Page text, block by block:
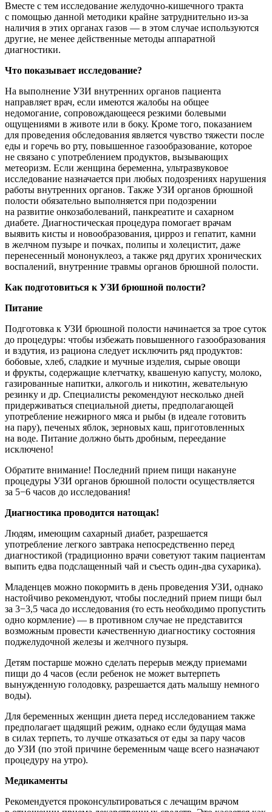
Вместе с тем исследование желудочно-кишечного тракта
с помощью данной методики крайне затруднительно из-за
наличия в этих органах газов — в этом случае используются
другие, не менее действенные методы аппаратной
диагностики.
Что показывает исследование?
На выполнение УЗИ внутренних органов пациента
направляет врач, если имеются жалобы на общее
недомогание, сопровождающееся резкими болевыми
ощущениями в животе или в боку. Кроме того, показанием
для проведения обследования является чувство тяжести после
еды и горечь во рту, повышенное газообразование, которое
не связано с употреблением продуктов, вызывающих
метеоризм. Если женщина беременна, ультразвуковое
исследование назначается при любых подозрениях нарушения
работы внутренних органов. Также УЗИ органов брюшной
полости обязательно выполняется при подозрении
на развитие онкозаболеваний, панкреатите и сахарном
диабете. Диагностическая процедура помогает врачам
выявить кисты и новообразования, цирроз и гепатит, камни
в желчном пузыре и почках, полипы и холецистит, даже
перенесенный мононуклеоз, а также ряд других хронических
воспалений, внутренние травмы органов брюшной полости.
Как подготовиться к УЗИ брюшной полости?
Питание
Подготовка к УЗИ брюшной полости начинается за трое суток
до процедуры: чтобы избежать повышенного газообразования
и вздутия, из рациона следует исключить ряд продуктов:
бобовые, хлеб, сладкие и мучные изделия, сырые овощи
и фрукты, содержащие клетчатку, квашеную капусту, молоко,
газированные напитки, алкоголь и никотин, жевательную
резинку и др. Специалисты рекомендуют несколько дней
придерживаться специальной диеты, предполагающей
употребление нежирного мяса и рыбы (в идеале готовить
на пару), печеных яблок, зерновых каш, приготовленных
на воде. Питание должно быть дробным, переедание
исключено!
Обратите внимание! Последний прием пищи накануне
процедуры УЗИ органов брюшной полости осуществляется
за 5−6 часов до исследования!
Диагностика проводится натощак!
Людям, имеющим сахарный диабет, разрешается
употребление легкого завтрака непосредственно перед
диагностикой (традиционно врачи советуют таким пациентам
выпить едва подслащенный чай и съесть один-два сухарика).
Младенцев можно покормить в день проведения УЗИ, однако
настойчиво рекомендуют, чтобы последний прием пищи был
за 3−3,5 часа до исследования (то есть необходимо пропустить
одно кормление) — в противном случае не представится
возможным провести качественную диагностику состояния
поджелудочной железы и желчного пузыря.
Детям постарше можно сделать перерыв между приемами
пищи до 4 часов (если ребенок не может вытерпеть
вынужденную голодовку, разрешается дать малышу немного
воды).
Для беременных женщин диета перед исследованием также
предполагает щадящий режим, однако если будущая мама
в силах терпеть, то лучше отказаться от еды за пару часов
до УЗИ (по этой причине беременным чаще всего назначают
процедуру на утро).
Медикаменты
Рекомендуется проконсультироваться с лечащим врачом